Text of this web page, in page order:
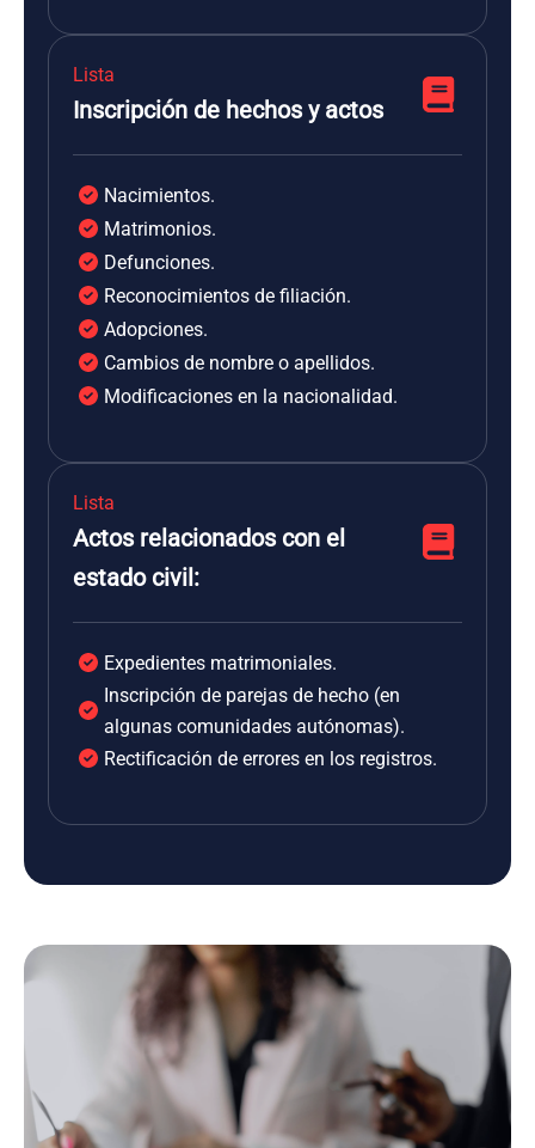
Lista
Inscripción de hechos y actos
Nacimientos.
Matrimonios.
Defunciones.
Reconocimientos de filiación.
Adopciones.
Cambios de nombre o apellidos.
Modificaciones en la nacionalidad.
Lista
Actos relacionados con el
estado civil:
Expedientes matrimoniales.
Inscripción de parejas de hecho (en
algunas comunidades autónomas).
Rectificación de errores en los registros.